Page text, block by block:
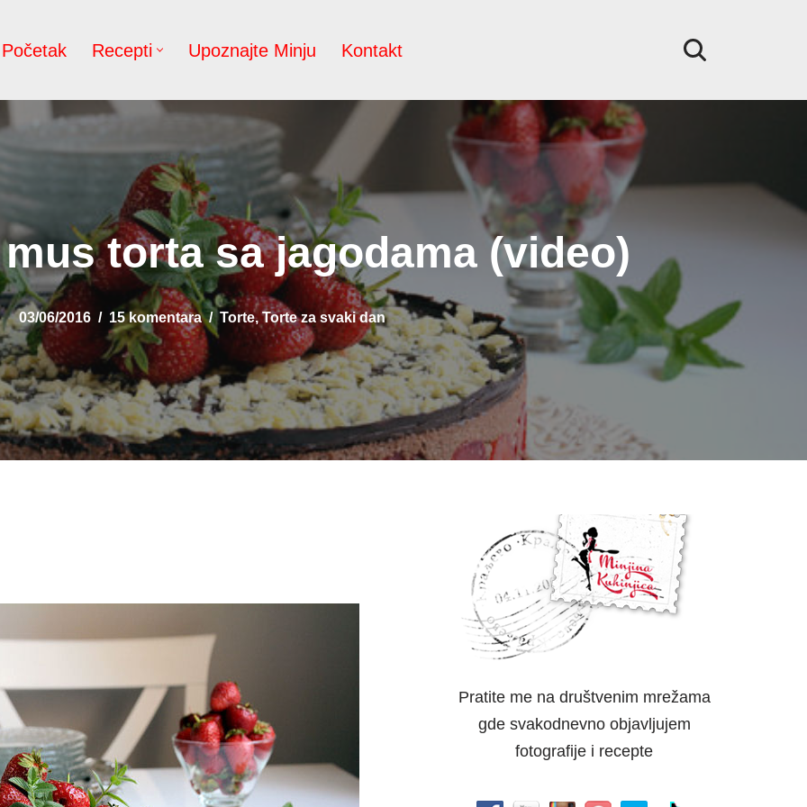
Početak Recepti Upoznajte Minju Kontakt
torta sa jagodama (video)
03/06/2016 15 komentara Torte,Torte za svaki dan
Pratite me na društvenim mrežama
gde svakodnevno objavljujem
fotografije i recepte